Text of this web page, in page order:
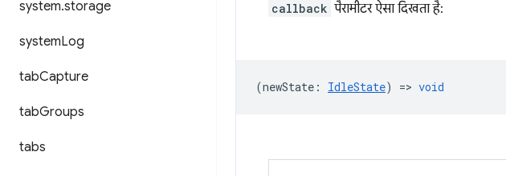
system.storage
systemLog
tabCapture
tabGroups
tabs
callback पैरामीटर ऐसा दिखता है:
(newState : IdleState) => void